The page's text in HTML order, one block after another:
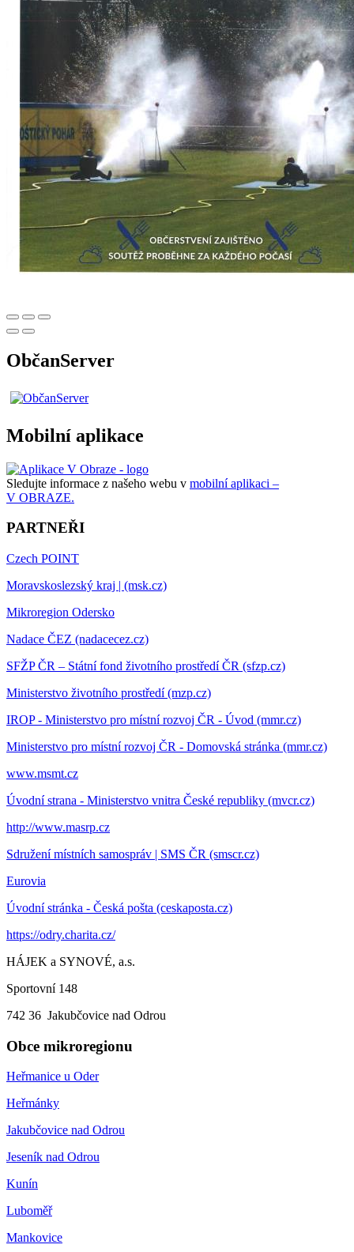
ObčanServer
Mobilní aplikace
Sledujte informace z našeho webu v mobilní aplikaci –
V OBRAZE.
PARTNEŘI
Czech POINT
Moravskoslezský kraj | (msk.cz)
Mikroregion Odersko
Nadace ČEZ (nadacecez.cz)
SFŽP ČR – Státní fond životního prostředí ČR (sfzp.cz)
Ministerstvo životního prostředí (mzp.cz)
IROP - Ministerstvo pro místní rozvoj ČR - Úvod (mmr.cz)
Ministerstvo pro místní rozvoj ČR - Domovská stránka (mmr.cz)
www.msmt.cz
Úvodní strana - Ministerstvo vnitra České republiky (mvcr.cz)
http://www.masrp.cz
Sdružení místních samospráv | SMS ČR (smscr.cz)
Eurovia
Úvodní stránka - Česká pošta (ceskaposta.cz)
https://odry.charita.cz/
HÁJEK a SYNOVÉ, a.s.
Sportovní 148
742 36 Jakubčovice nad Odrou
Obce mikroregionu
Heřmanice u Oder
Heřmánky
Jakubčovice nad Odrou
Jeseník nad Odrou
Kunín
Luboměř
Mankovice